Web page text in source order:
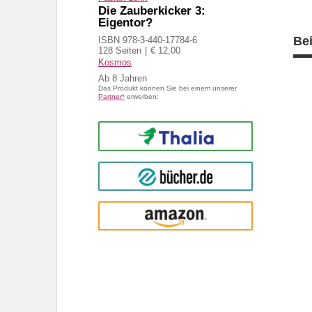
Die Zauberkicker 3:
Eigentor?
ISBN 978-3-440-17784-6
128 Seiten
€ 12,00
Kosmos
Ab 8
Das Produkt können Sie bei einem unserer
Partner* erwerben:
Thalia
buecher.de
Amazon